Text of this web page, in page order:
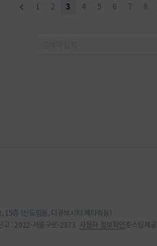
1 2 3 4 5 6 7 8
15층 (신도림동, 디큐브시티 제타워동)
고 : 2022-서울구로-2373 사용자 정보확인 호스팅제